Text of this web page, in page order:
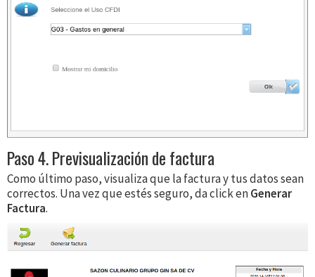
Paso 4. Previsualización de factura
Como último paso, visualiza que la factura y tus datos sean
correctos. Una vez que estés seguro, da click enGenerar
Factura.